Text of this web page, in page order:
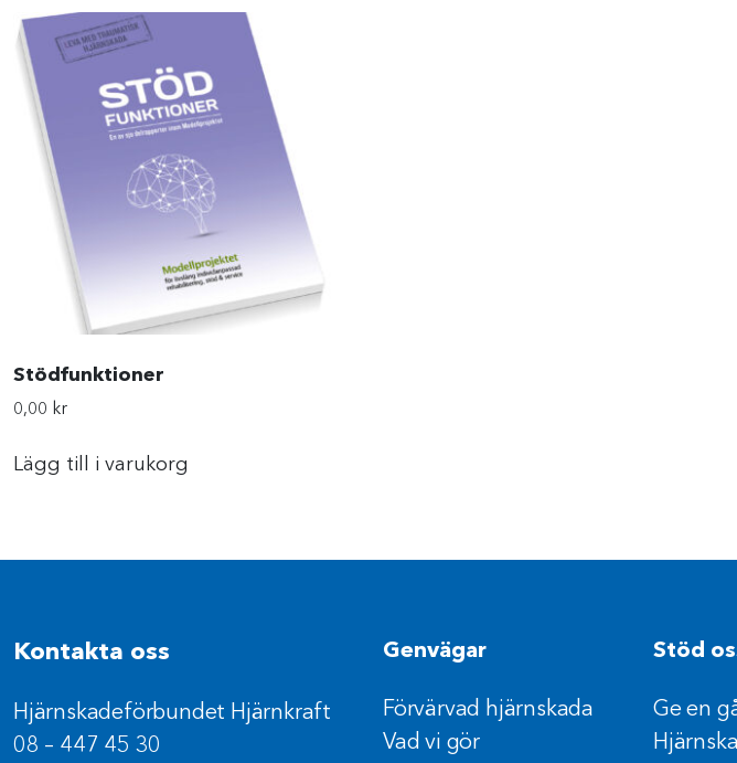
Stödfunktioner
0,00 kr
Lägg till i varukorg
Kontakta oss
Hjärnskadeförbundet Hjärnkraft
08 – 447 45 30
Genvägar
Förvärvad hjärnskada
Vad vi gör
Stöd
Ge en